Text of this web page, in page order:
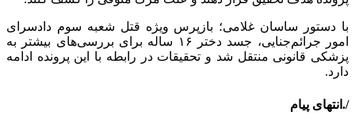
با دستور ساسان غلامی؛ بازپرس ویژه قتل شعبه سوم دادسرای
امور جرائم‌جنایی، جسد دختر ۱۶ ساله برای بررسی‌های بیشتر به
پزشکی قانونی منتقل شد و تحقیقات در رابطه با این پرونده ادامه
دارد.
/.انتهای پیام